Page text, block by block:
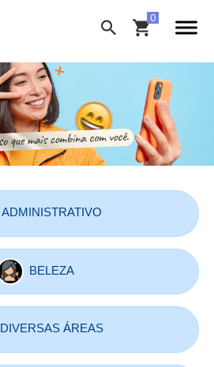
ADMINISTRATIVO
BELEZA
DIVERSAS ÁREAS